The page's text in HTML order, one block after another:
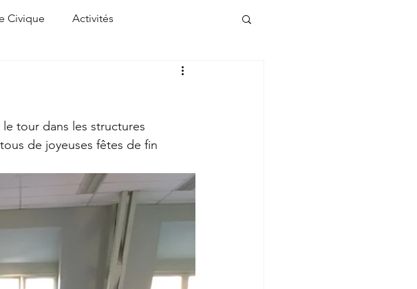
Civique Activités
tour dans les structures
de joyeuses fêtes de fin